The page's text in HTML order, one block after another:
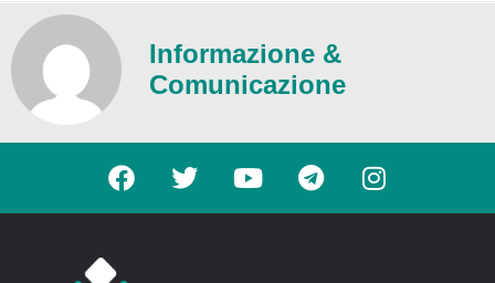
Informazione &
Comunicazione